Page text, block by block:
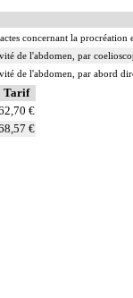
concernant la procréation
de l'abdomen, par
de l'abdomen, par abord
Tarif
€
€